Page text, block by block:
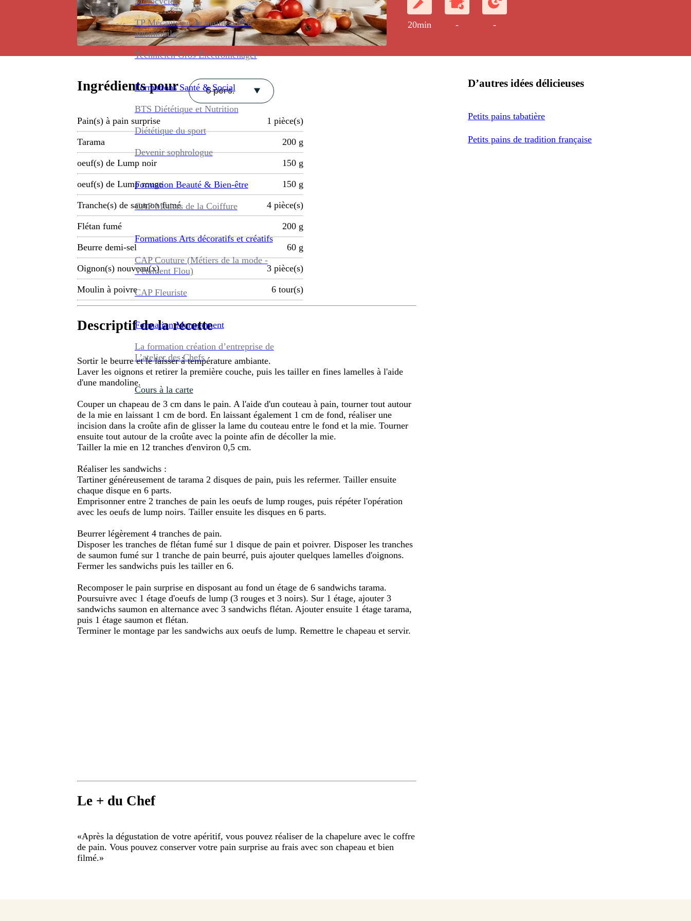
TP Mécanicien de maintenance
automobile
Technicien Gros Électroménager
Formations Santé & Social
BTS Diététique et Nutrition
Diététique du sport
Devenir sophrologue
Formation Beauté & Bien-être
CAP Métiers de la Coiffure
Formations Arts décoratifs et créatifs
CAP Couture (Métiers de la mode -
Vêtement Flou)
CAP Fleuriste
Formation Management
La formation création d’entreprise de
L’atelier des Chefs
Cours à la carte
chaque étage.
20min
- -
Ingrédients pour 6 pers.
Pain(s) à pain surprise 1 pièce(s)
Tarama 200 g
oeuf(s) de Lump noir 150 g
oeuf(s) de Lump rouge 150 g
Tranche(s) de saumon fumé 4 pièce(s)
Flétan fumé 200 g
Beurre demi-sel 60 g
Oignon(s) nouveau(x) 3 pièce(s)
Moulin à poivre 6 tour(s)
Descriptif de la recette
Sortir le beurre et le laisser à température ambiante.
Laver les oignons et retirer la première couche, puis les tailler en fines lamelles à l'aide
d'une mandoline.
Couper un chapeau de 3 cm dans le pain. A l'aide d'un couteau à pain, tourner tout autour
de la mie en laissant 1 cm de bord. En laissant également 1 cm de fond, réaliser une
incision dans la croûte afin de glisser la lame du couteau entre le fond et la mie. Tourner
ensuite tout autour de la croûte avec la pointe afin de décoller la mie.
Tailler la mie en 12 tranches d'environ 0,5 cm.
Réaliser les sandwichs :
Tartiner généreusement de tarama 2 disques de pain, puis les refermer. Tailler ensuite
chaque disque en 6 parts.
Emprisonner entre 2 tranches de pain les oeufs de lump rouges, puis répéter l'opération
avec les oeufs de lump noirs. Tailler ensuite les disques en 6 parts.
Beurrer légèrement 4 tranches de pain.
Disposer les tranches de flétan fumé sur 1 disque de pain et poivrer. Disposer les tranches
de saumon fumé sur 1 tranche de pain beurré, puis ajouter quelques lamelles d'oignons.
Fermer les sandwichs puis les tailler en 6.
Recomposer le pain surprise en disposant au fond un étage de 6 sandwichs tarama.
Poursuivre avec 1 étage d'oeufs de lump (3 rouges et 3 noirs). Sur 1 étage, ajouter 3
sandwichs saumon en alternance avec 3 sandwichs flétan. Ajouter ensuite 1 étage tarama,
puis 1 étage saumon et flétan.
Terminer le montage par les sandwichs aux oeufs de lump. Remettre le chapeau et servir.
Le + du Chef
«Après la dégustation de votre apéritif, vous pouvez réaliser de la chapelure avec le coffre
de pain. Vous pouvez conserver votre pain surprise au frais avec son chapeau et bien
filmé.»
D’autres idées délicieuses
Petits pains tabatière
Petits pains de tradition française